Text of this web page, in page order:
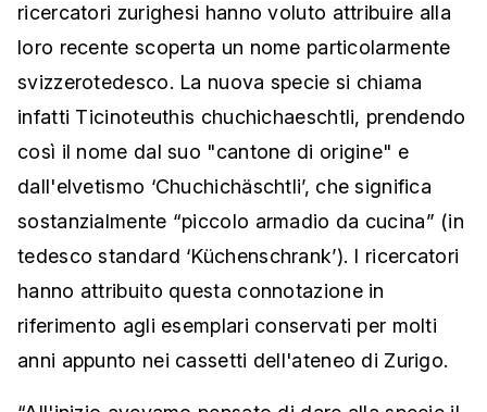
ricercatori zurighesi hanno voluto attribuire alla
loro recente scoperta un nome particolarmente
svizzerotedesco. La nuova specie si chiama
infatti Ticinoteuthis chuchichaeschtli, prendendo
così il nome dal suo "cantone di origine" e
dall'elvetismo ‘Chuchichäschtli’, che significa
sostanzialmente “piccolo armadio da cucina” (in
tedesco standard ‘Küchenschrank’). I ricercatori
hanno attribuito questa connotazione in
riferimento agli esemplari conservati per molti
anni appunto nei cassetti dell'ateneo di Zurigo.